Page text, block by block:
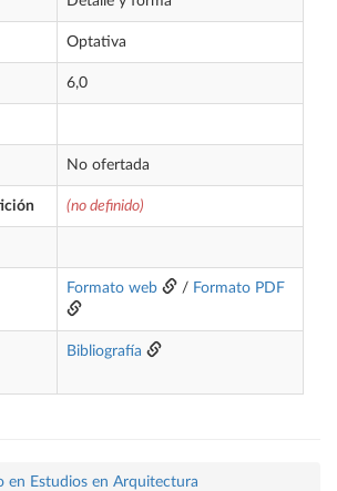
Optativa
6,0
No ofertada
(no definido)
Formato web / Formato PDF
Bibliografía
en Estudios en Arquitectura